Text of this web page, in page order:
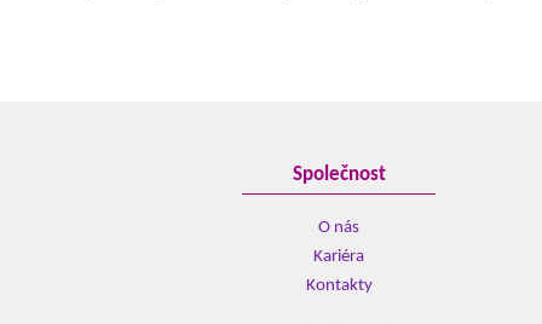
Společnost
O nás
Kariéra
Kontakty